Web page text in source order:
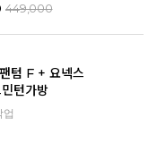
449,000
텀 F + 요넥스
턴가방
업